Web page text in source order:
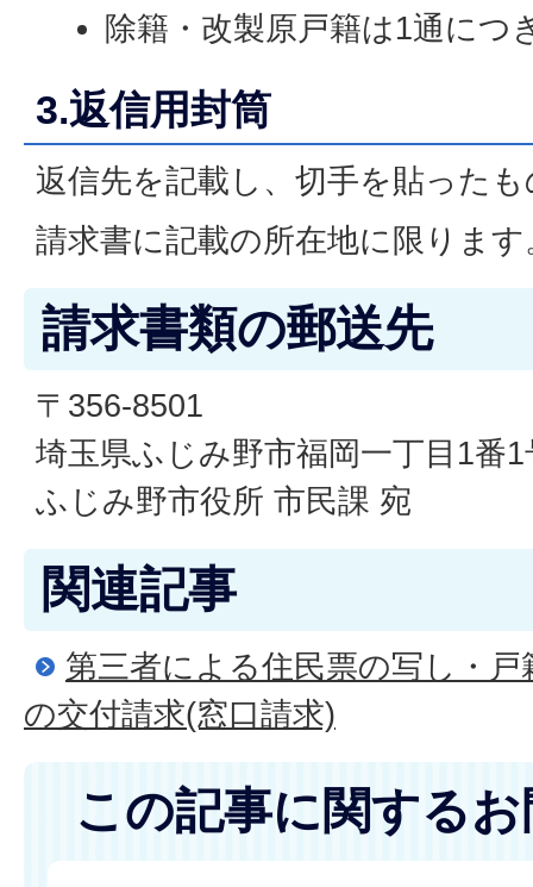
除籍・改製原戸籍は1通につ
3.返信用封筒
返信先を記載し、切手を貼ったも
請求書に記載の所在地に限ります
請求書類の郵送先
〒356-8501
埼玉県ふじみ野市福岡一丁目1番1
ふじみ野市役所 市民課 宛
関連記事
第三者による住民票の写し・
の交付請求(窓口請求)
この記事に関する